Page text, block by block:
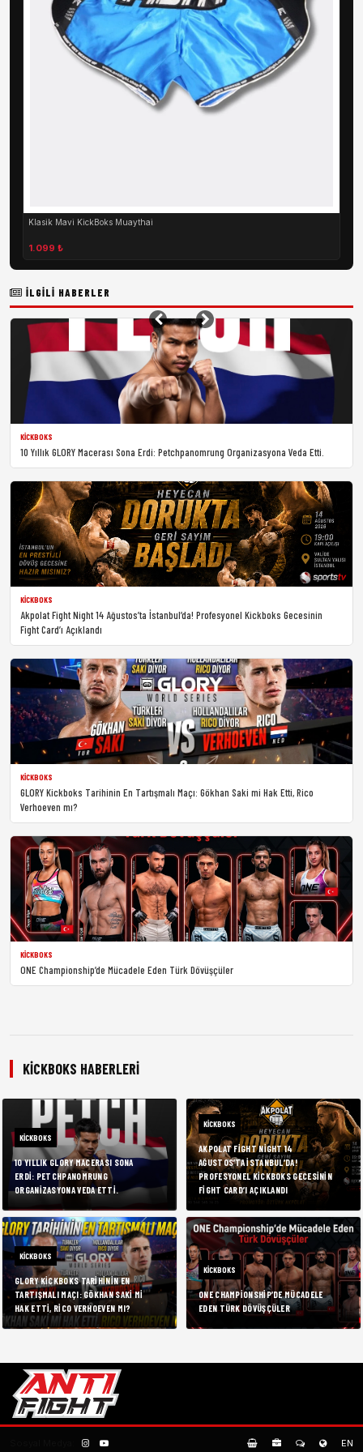
Klasik Mavi KickBoks Muaythai
1.099 ₺
İLGILI HABERLER
KICKBOKS
10 Yıllık GLORY Macerası Sona Erdi: Petchpanomrung Organizasyona Veda Etti.
KICKBOKS
Akpolat Fight Night 14 Ağustos’ta İstanbul’da! Profesyonel Kickboks Gecesinin
Fight Card’ı Açıklandı
KICKBOKS
GLORY Kickboks Tarihinin En Tartışmalı Maçı: Gökhan Saki mi Hak Etti, Rico
Verhoeven mı?
KICKBOKS
ONE Championship’de Mücadele Eden Türk Dövüşçüler
KICKBOKS HABERLERI
KICKBOKS
10 YILLIK GLORY MACERASI SONA
ERDI: PETCHPANOMRUNG
ORGANIZASYONA VEDA ETTI.
KICKBOKS
AKPOLAT FIGHT NIGHT 14
AĞUSTOS’TA İSTANBUL’DA!
PROFESYONEL KICKBOKS GECESININ
FIGHT CARD’I AÇIKLANDI
KICKBOKS
GLORY KICKBOKS TARIHININ EN
TARTIŞMALI MAÇI: GÖKHAN SAKI MI
HAK ETTI, RICO VERHOEVEN MI?
KICKBOKS
ONE CHAMPIONSHIP’DE MÜCADELE
EDEN TÜRK DÖVÜŞÇÜLER
EN